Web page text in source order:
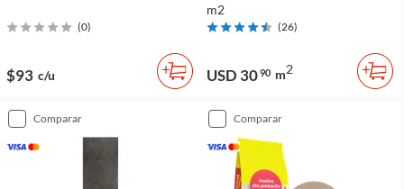
(0)
$93 c/u
m2
(26)
USD 3090 m2
comparar comparar